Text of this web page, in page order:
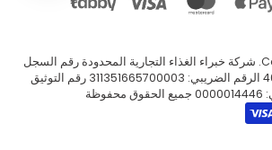
. شركة خبراء الغذاء التجارية المحدودة رقم السجل
التجاري: 4030169455 الرقم الضريبي: 311351665700003 رقم التوثيق